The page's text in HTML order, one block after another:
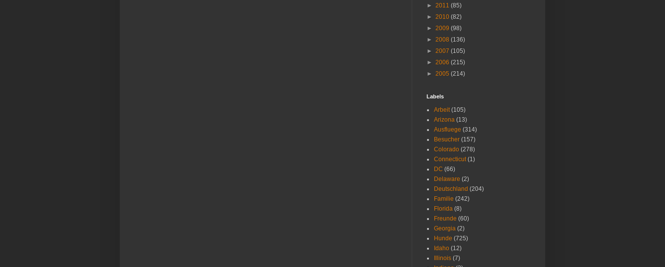
► 2011 (85)
► 2010 (82)
► 2009 (98)
► 2008 (136)
► 2007 (105)
► 2006 (215)
► 2005 (214)
Labels
Arbeit (105)
Arizona (13)
Ausfluege (314)
Besucher (157)
Colorado (278)
Connecticut (1)
DC (66)
Delaware (2)
Deutschland (204)
Familie (242)
Florida (8)
Freunde (60)
Georgia (2)
Hunde (725)
Idaho (12)
Illinois (7)